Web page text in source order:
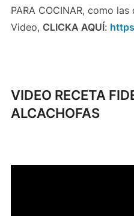
PARA COCINAR, como
Video, CLICKA AQUÍ:
VIDEO RECETA
ALCACHOFAS